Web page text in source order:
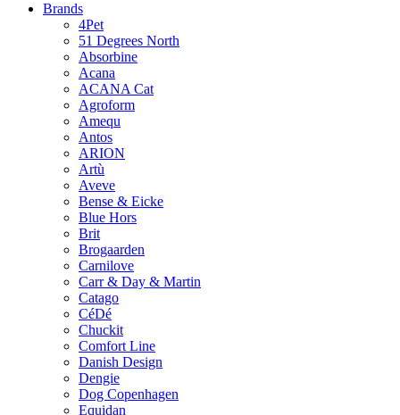
Brands
4Pet
51 Degrees North
Absorbine
Acana
ACANA Cat
Agroform
Amequ
Antos
ARION
Artù
Aveve
Bense & Eicke
Blue Hors
Brit
Brogaarden
Carnilove
Carr & Day & Martin
Catago
CéDé
Chuckit
Comfort Line
Danish Design
Dengie
Dog Copenhagen
Equidan